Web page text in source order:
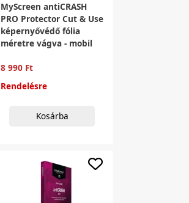
MyScreen antiCRASH
PRO Protector Cut & Use
képernyővédő fólia
méretre vágva - mobil
8 990 Ft
Rendelésre
Kosárba